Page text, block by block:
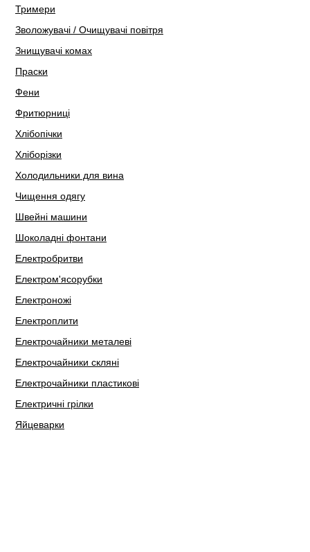
Тримери
Зволожувачі / Очищувачі повітря
Знищувачі комах
Праски
Фени
Фритюрниці
Хлібопічки
Хліборізки
Холодильники для вина
Чищення одягу
Швейні машини
Шоколадні фонтани
Електробритви
Електром'ясорубки
Електроножі
Електроплити
Електрочайники металеві
Електрочайники скляні
Електрочайники пластикові
Електричні грілки
Яйцеварки